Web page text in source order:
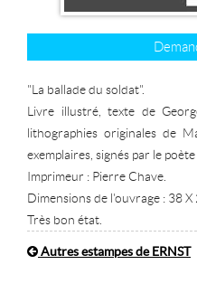
"La ballade du soldat".
Livre illustré, texte de
lithographies originales de
exemplaires, signés par le
Imprimeur : Pierre Chave.
Dimensions de l'ouvrage : 38 X
Très bon état.
Autres estampes de ERNST